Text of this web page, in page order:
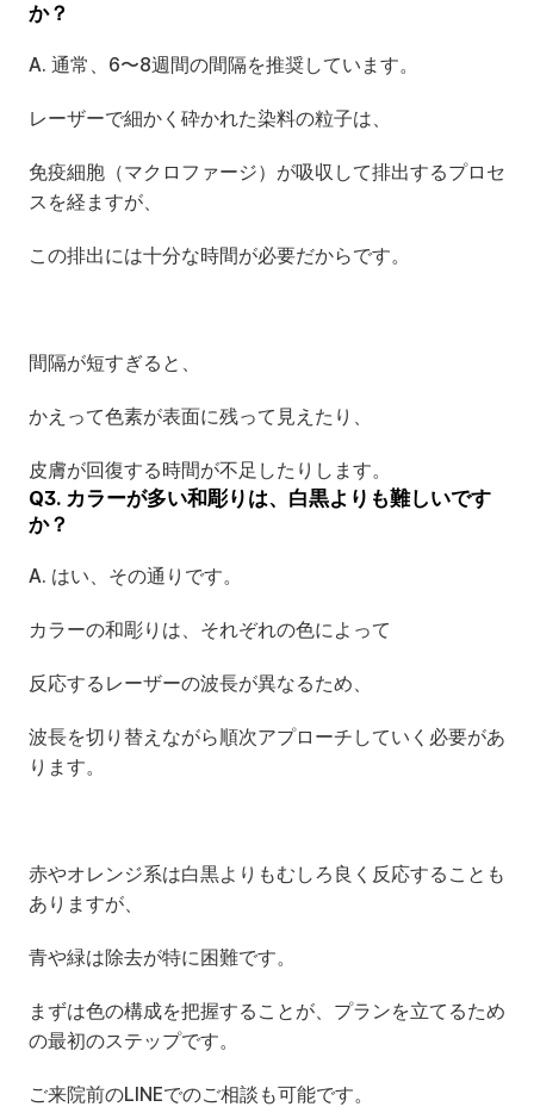
か？
A. 通常、6〜8週間の間隔を推奨しています。
レーザーで細かく砕かれた染料の粒子は、
免疫細胞（マクロファージ）が吸収して排出するプロセ
スを経ますが、
この排出には十分な時間が必要だからです。
間隔が短すぎると、
かえって色素が表面に残って見えたり、
皮膚が回復する時間が不足したりします。
Q3. カラーが多い和彫りは、白黒よりも難しいです
か？
A. はい、その通りです。
カラーの和彫りは、それぞれの色によって
反応するレーザーの波長が異なるため、
波長を切り替えながら順次アプローチしていく必要があ
ります。
赤やオレンジ系は白黒よりもむしろ良く反応することも
ありますが、
青や緑は除去が特に困難です。
まずは色の構成を把握することが、プランを立てるため
の最初のステップです。
ご来院前のLINEでのご相談も可能です。